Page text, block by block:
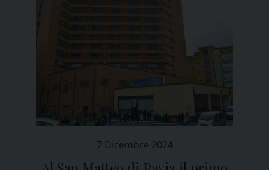
7 Dicembre 2024